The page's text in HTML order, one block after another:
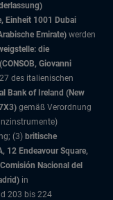
Einheit 1001 Dubai
Emirate) werden
die
Giovanni
des italienischen
Bank of Ireland (New
gemäß Verordnung
(3) britische
12 Endeavour Square,
Nacional del
in
203 bis 224